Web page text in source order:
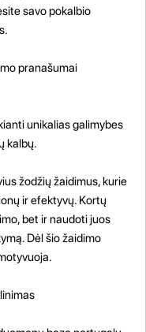
savo pokalbio
pranašumai
unikalias galimybes
kalbų.
žodžių žaidimus, kurie
ir efektyvų. Kortų
bet ir naudoti juos
Dėl šio žaidimo